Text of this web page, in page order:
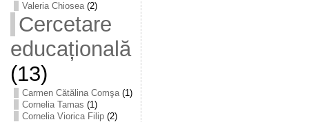
Valeria Chiosea(2)
Cercetare
educațională
(13)
Carmen Cătălina Comşa(1)
Cornelia Tamas (1)
Cornelia Viorica Filip(2)